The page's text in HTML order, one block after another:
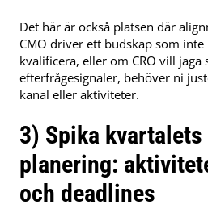
Det här är också platsen där
CMO driver ett budskap som
kvalificera, eller om CRO vill jaga
efterfrågesignaler, behöver ni
kanal eller aktiviteter.
3) Spika kvartalets
planering:
och deadlines